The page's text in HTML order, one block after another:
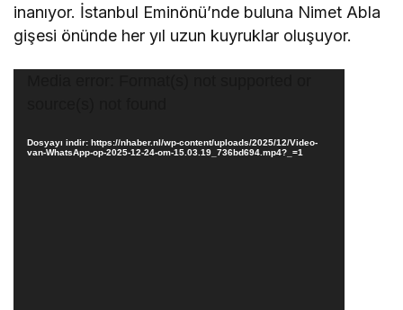
inanıyor. İstanbul Eminönü’nde buluna Nimet Abla
gişesi önünde her yıl uzun kuyruklar oluşuyor.
Dosyayı indir: https://nhaber.nl/wp-content/uploads/2025/12/Video-
van-WhatsApp-op-2025-12-24-om-15.03.19_736bd694.mp4?_=1